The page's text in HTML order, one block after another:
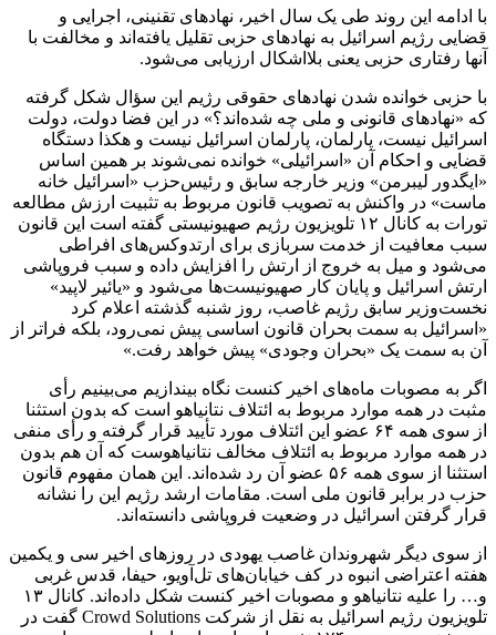
با ادامه این روند طی یک سال اخیر، نهادهای تقنینی، اجرایی و
قضایی رژیم اسرائیل به نهادهای حزبی تقلیل یافته‌اند و مخالفت با
آنها رفتاری حزبی یعنی بلااشکال ارزیابی می‌شود.
با حزبی خوانده شدن نهادهای حقوقی رژیم این سؤال شکل گرفته
که «نهادهای قانونی و ملی چه شده‌اند؟» در این فضا دولت، دولت
اسرائیل نیست، پارلمان، پارلمان اسرائیل نیست و هکذا دستگاه
قضایی و احکام آن «اسرائیلی» خوانده نمی‌شوند بر همین اساس
«ایگدور لیبرمن» وزیر خارجه سابق و رئیس‌حزب «اسرائیل خانه
ماست» در واکنش به تصویب قانون مربوط به تثبیت ارزش مطالعه
تورات به کانال ۱۲ تلویزیون رژیم صهیونیستی گفته است این قانون
سبب معافیت از خدمت سربازی برای ارتدوکس‌های افراطی
می‌شود و میل به خروج از ارتش را افزایش داده و سبب فروپاشی
ارتش اسرائیل و پایان کار صهیونیست‌ها می‌شود و «یائیر لاپید»
نخست‌وزیر سابق رژیم غاصب، روز شنبه گذشته اعلام کرد
«اسرائیل به سمت بحران قانون اساسی پیش نمی‌رود، بلکه فراتر از
آن به سمت یک «بحران وجودی» پیش خواهد رفت.»
اگر به مصوبات ماه‌های اخیر کنست نگاه بیندازیم می‌بینیم رأی
مثبت در همه موارد مربوط به ائتلاف نتانیاهو است که بدون استثنا
از سوی همه ۶۴ عضو این ائتلاف مورد تأیید قرار گرفته و رأی منفی
در همه موارد مربوط به ائتلاف مخالف نتانیاهوست که آن هم بدون
استثنا از سوی همه ۵۶ عضو آن رد شده‌اند. این همان مفهوم قانون
حزب در برابر قانون ملی است. مقامات ارشد رژیم این را نشانه
قرار گرفتن اسرائیل در وضعیت فروپاشی دانسته‌اند.
از سوی دیگر شهروندان غاصب یهودی در روزهای اخیر سی و یکمین
هفته اعتراضی انبوه در کف خیابان‌های تل‌آویو، حیفا، قدس غربی
و… را علیه نتانیاهو و مصوبات اخیر کنست شکل داده‌اند. کانال ۱۳
تلویزیون رژیم اسرائیل به نقل از شرکت Crowd Solutions گفت در